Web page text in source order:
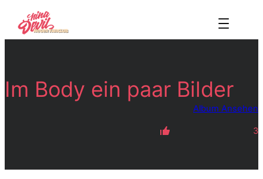
Inhalt
springen
Im Body ein paar Bilder
Album Ansehen
3